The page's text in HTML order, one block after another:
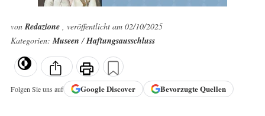
vonRedazione , veröffentlicht am 02/10/2025
Kategorien:Museen/Haftungsausschluss
Folgen Sie uns auf GoogleDiscover Bevorzugte Quellen